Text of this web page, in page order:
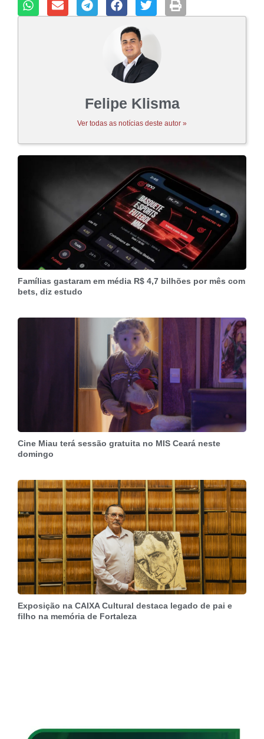
Felipe Klisma
Ver todas as notícias deste autor »
Famílias gastaram em média R$ 4,7 bilhões por mês com
bets, diz estudo
Cine Miau terá sessão gratuita no MIS Ceará neste
domingo
Exposição na CAIXA Cultural destaca legado de pai e
filho na memória de Fortaleza